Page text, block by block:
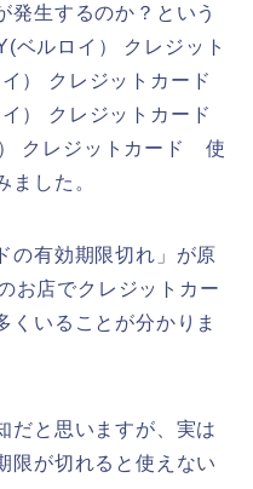
発生するのか？という
ベルロイ） クレジット
） クレジットカード
） クレジットカード
クレジットカード 使
ました。
の有効期限切れ」が原
お店でクレジットカー
くいることが分かりま
だと思いますが、実は
限が切れると使えない